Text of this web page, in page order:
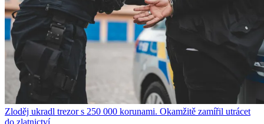
Zloděj ukradl trezor s 250 000 korunami. Okamžitě zamířil utrácet
do zlatnictví